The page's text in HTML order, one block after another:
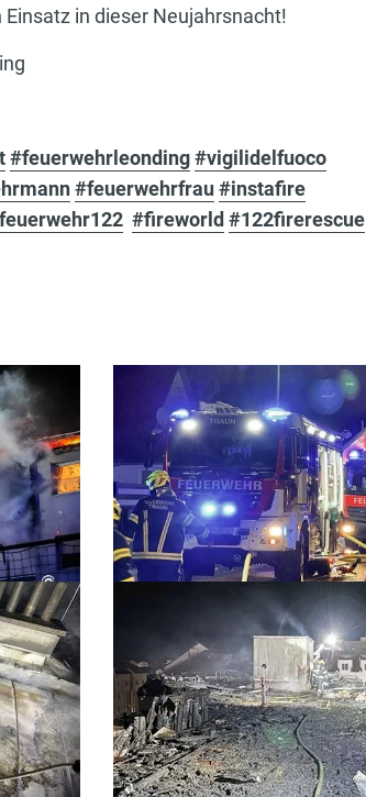
in dieser Neujahrsnacht!
#feuerwehrleonding#vigilidelfuoco
#feuerwehrfrau#instafire
#fireworld #122firerescue